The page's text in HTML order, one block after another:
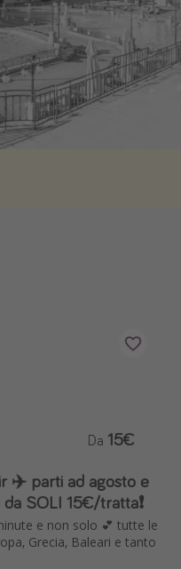
✈️ parti ad agosto e
SOLI 15€/tratta❗️
e non solo 💕 tutte le
Grecia, Baleari e tanto
Da 15€